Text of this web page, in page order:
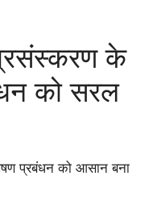
के
को सरल
प्रबंधन को आसान बना